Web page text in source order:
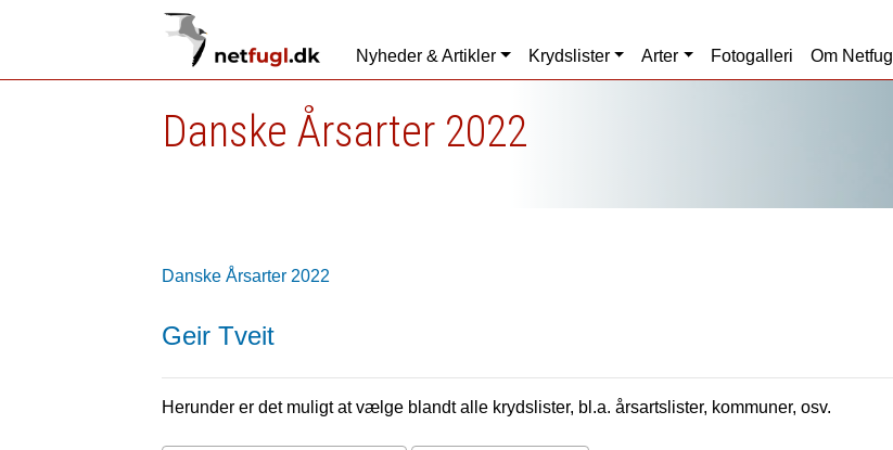
Nyheder & Artikler Krydslister Arter Fotogalleri Om Netfugl
Danske Årsarter 2022
Danske Årsarter 2022
Geir Tveit
Herunder er det muligt at vælge blandt alle krydslister, bl.a. årsartslister, kommuner, osv.